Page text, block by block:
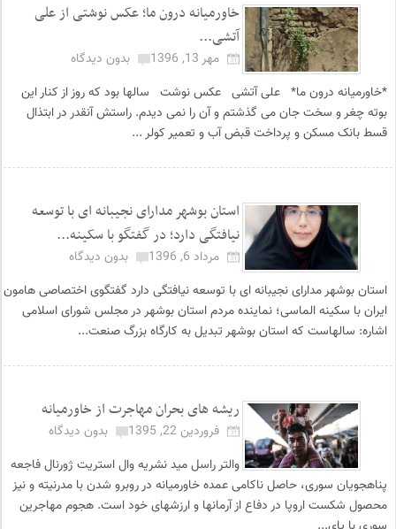
خاورمیانه درون ما؛ عکس نوشتی از علی
آتشی...
مهر 13, 1396
بدون دیدگاه
*خاورمیانه درون ما* علی آتشی عکس نوشت سالها بود که روز از کنار این
بوته چغر و سخت جان می گذشتم و آن را نمی دیدم. راستش آنقدر در ابتذال
قسط بانک مسکن و پرداخت قبض آب و تعمیر کولر ...
استان بوشهر مدارای نجیبانه ای با توسعه
نیافتگی دارد؛ در گفتگو با سکینه...
مرداد 6, 1396
بدون دیدگاه
استان بوشهر مدارای نجیبانه ای با توسعه نیافتگی دارد گفتگوی اختصاصی هامون
ایران با سکینه الماسی؛ نماینده مردم استان بوشهر در مجلس شورای اسلامی
اشاره: سالهاست که استان بوشهر تبدیل به کارگاه بزرگ صنعت...
ریشه های بحران مهاجرت از خاورمیانه
فروردین 22, 1395
بدون دیدگاه
والتر راسل مید نشریه وال استریت ژورنال فاجعه
پناهجویان سوری، حاصل ناکامی عمده خاورمیانه در روبرو شدن با مدرنیته و نیز
محصول شکست اروپا در دفاع از آرمان­ها و ارزش­های خود است. هجوم مهاجرین